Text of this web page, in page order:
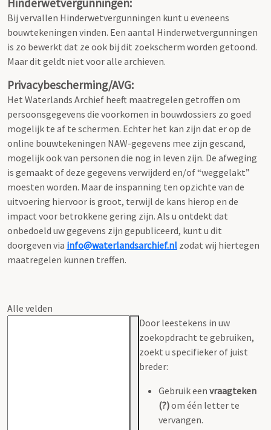
Bij vervallen Hinderwetvergunningen kunt u eveneens
bouwtekeningen vinden. Een aantal Hinderwetvergunningen
is zo bewerkt dat ze ook bij dit zoekscherm worden getoond.
Maar dit geldt niet voor alle archieven.
Privacybescherming/AVG:
Het Waterlands Archief heeft maatregelen getroffen om
persoonsgegevens die voorkomen in bouwdossiers zo goed
mogelijk te af te schermen. Echter het kan zijn dat er op de
online bouwtekeningen NAW-gegevens mee zijn gescand,
mogelijk ook van personen die nog in leven zijn. De afweging
is gemaakt of deze gegevens verwijderd en/of “weggelakt”
moesten worden. Maar de inspanning ten opzichte van de
uitvoering hiervoor is groot, terwijl de kans hierop en de
impact voor betrokkene gering zijn. Als u ontdekt dat
onbedoeld uw gegevens zijn gepubliceerd, kunt u dit
doorgeven via info@waterlandsarchief.nl zodat wij hiertegen
maatregelen kunnen treffen.
Alle velden
Door leestekens in uw
zoekopdracht te gebruiken,
zoekt u specifieker of juist
breder:
Gebruik een vraagteken
(?)om één letter te
vervangen.